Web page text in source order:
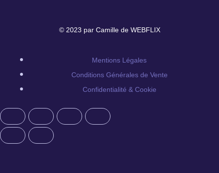
© 2023 par Camille de WEBFLIX
Mentions Légales
Conditions Générales de Vente
Confidentialité & Cookie